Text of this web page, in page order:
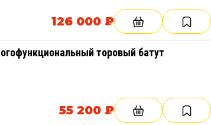
126 000 ₽
торовый батут
55 200 ₽